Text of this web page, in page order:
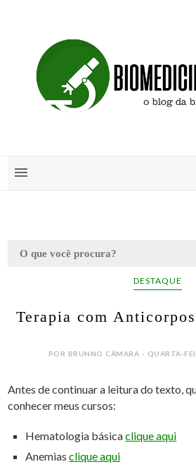
DESTAQUE
Terapia com
POR BRUNNO CÂMARA - QUARTA-
Antes de continuar a leitura do texto,
conhecer meus cursos:
Hematologia básicaclique aqui
Anemiasclique aqui